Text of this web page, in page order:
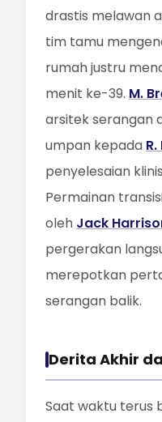
drastis melawan
tim tamu
rumah justru
menit ke-39. M.
arsitek serangan
umpan kepada
penyelesaian
Permainan
oleh Jack
pergerakan
merepotkan
serangan balik.
Derita Akhir
Saat waktu terus